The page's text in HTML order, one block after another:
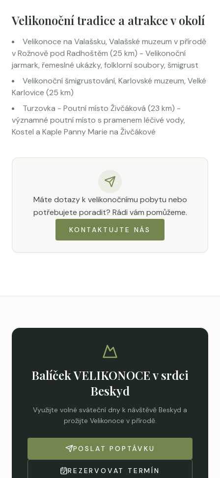
Velikonoční tradice a atrakce v okolí
Velikonoce na Valašsku, Valašské muzeum v přírodě
v Rožnově pod Radhoštěm (25 km) - Velikonoční
jarmark, řemeslné ukázky, folklorní soubory, šmigrust
Velikonoční šmigrustování, Karlovské muzeum, Velké
Karlovice (25 km)
Turzovka - Poutní místo Živčáková (23 km) -
významné poutní místo s pramenem léčivé vody,
Kostel a Kaple Panny Marie na Živčákové
Máte dotazy k velikonočnímu pobytu nebo
potřebujete poradit? Rádi vám pomůžeme.
KONTAKTUJTE NÁS
Balíček VELIKONOCE v srdci
Beskyd
Využijte volné sváteční dny k návštěvě Beskyd a
prožijte Velikonoce v přírodě.
POSLAT POPTÁVKU
REZERVOVAT TERMÍN